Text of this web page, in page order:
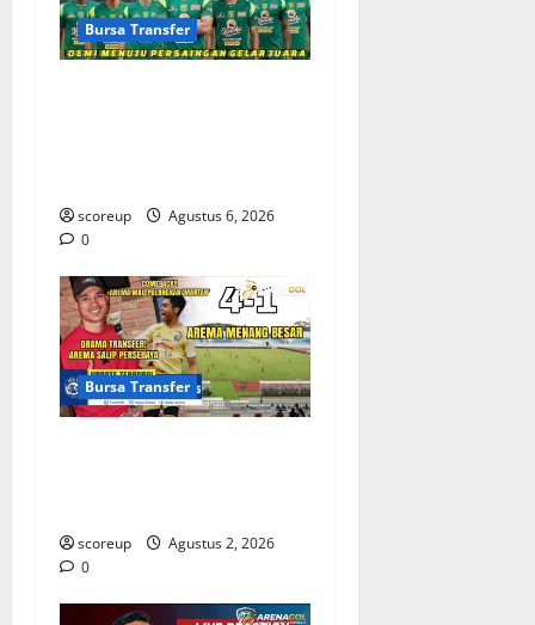
Bursa Transfer
scoreup
Agustus 6, 2026
0
Bursa Transfer
scoreup
Agustus 2, 2026
0